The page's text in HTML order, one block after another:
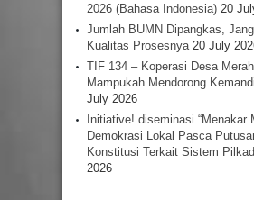
2026 (Bahasa Indonesia) 20
Jumlah BUMN Dipangkas,
Kualitas Prosesnya 20 July
TIF 134 – Koperasi Desa
Mampukah Mendorong
July 2026
Initiative! diseminasi “Menakar
Demokrasi Lokal Pasca
Konstitusi Terkait Sistem
2026